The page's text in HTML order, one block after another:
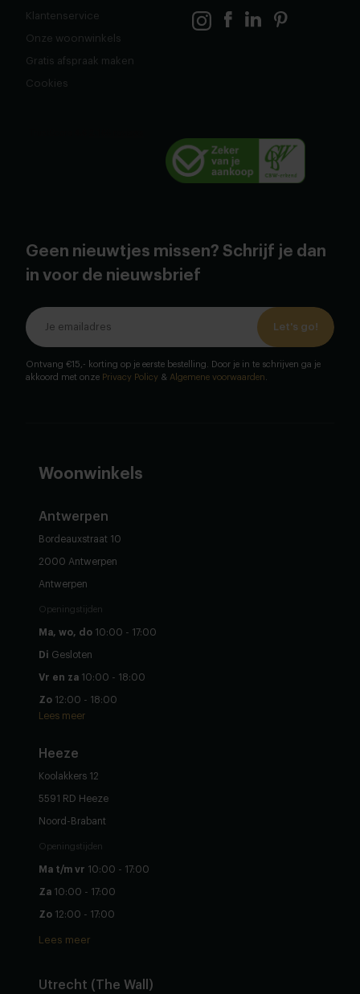
Klantenservice
Onze woonwinkels
Gratis afspraak maken
Cookies
Geen nieuwtjes missen? Schrijf je dan
in voor de nieuwsbrief
Let's go!
Ontvang €15,- korting op je eerste bestelling. Door je in te schrijven ga je
akkoord met onze Privacy Policy & Algemene voorwaarden.
Woonwinkels
Antwerpen
Bordeauxstraat 10
2000 Antwerpen
Antwerpen
Openingstijden
Ma, wo, do 10:00 - 17:00
Di Gesloten
Vr en za 10:00 - 18:00
Zo 12:00 - 18:00
Lees meer
Heeze
Koolakkers 12
5591 RD Heeze
Noord-Brabant
Openingstijden
Ma t/m vr 10:00 - 17:00
Za 10:00 - 17:00
Zo 12:00 - 17:00
Lees meer
Utrecht (The Wall)